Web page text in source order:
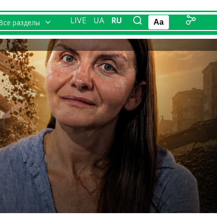
разделы LIVE UA RU Aa